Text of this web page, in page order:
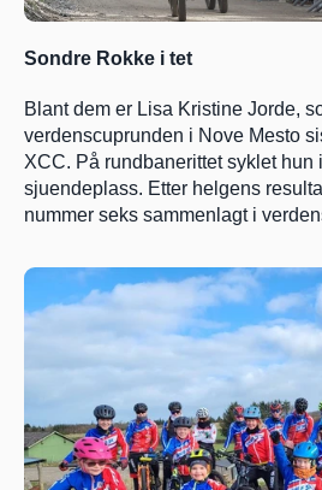
Sondre Rokke i tet
Blant dem er Lisa Kristine Jorde,
verdenscuprunden i Nove Mesto
XCC. På rundbanerittet syklet hun
sjuendeplass. Etter helgens
nummer seks sammenlagt i